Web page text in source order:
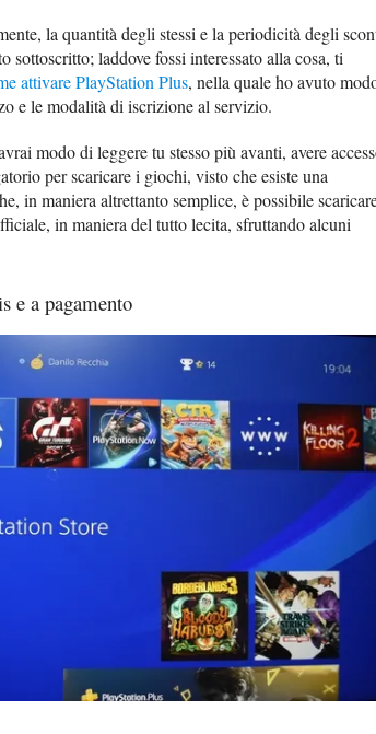
la quantità degli stessi e la periodicità degli
sottoscritto; laddove fossi interessato alla cosa, ti
attivare PlayStation Plus, nella quale ho avuto
e le modalità di iscrizione al servizio.
modo di leggere tu stesso più avanti, avere
per scaricare i giochi, visto che esiste una
in maniera altrettanto semplice, è possibile
in maniera del tutto lecita, sfruttando alcuni
e a pagamento